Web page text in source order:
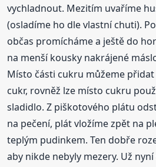
vychladnout. Mezitím uvaříme
(osladíme ho dle vlastní chuti).
občas promícháme a ještě do
na menší kousky nakrájené
Místo části cukru můžeme
cukr, rovněž lze místo cukru
sladidlo. Z piškotového plátu
na pečení, plát vložíme zpět na
teplým pudinkem. Ten dobře
aby nikde nebyly mezery. Už